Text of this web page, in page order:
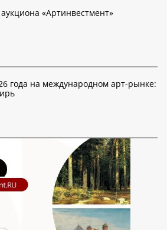
«Артинвестмент»
года на международном арт-рынке: